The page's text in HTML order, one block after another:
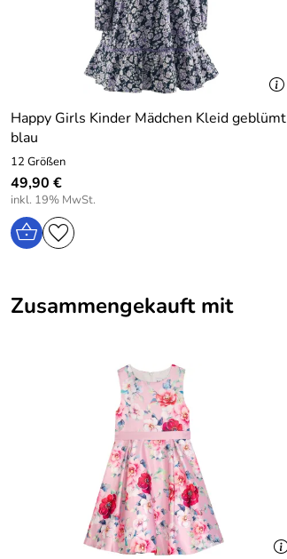
Happy Girls Kinder Mädchen Kleid geblümt
blau
12 Größen
49,90 €
inkl. 19% MwSt.
Zusammengekauft mit